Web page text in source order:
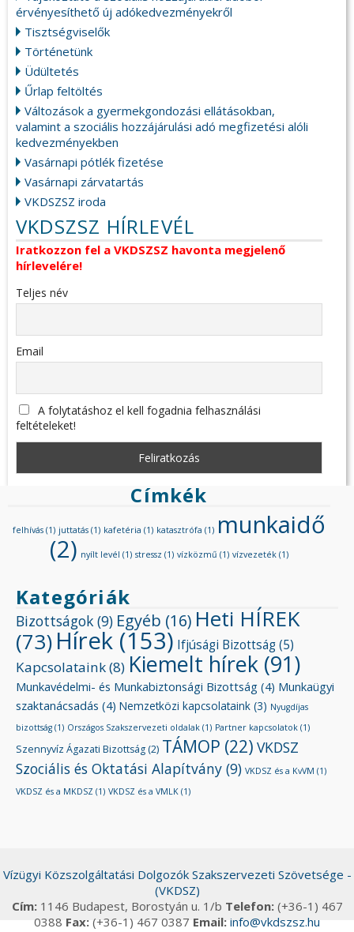
érvényesíthető új adókedvezményekről
Tisztségviselők
Történetünk
Üdültetés
Űrlap feltöltés
Változások a gyermekgondozási ellátásokban,
valamint a szociális hozzájárulási adó megfizetési alóli
kedvezményekben
Vasárnapi pótlék fizetése
Vasárnapi zárvatartás
VKDSZSZ iroda
VKDSZSZ HÍRLEVÉL
Iratkozzon fel a VKDSZSZ havonta megjelenő
hírlevelére!
Teljes név
Email
A folytatáshoz el kell fogadnia felhasználási
feltételeket!
Címkék
felhívás (1) juttatás (1) kafetéria (1) katasztrófa (1) munkaidő
(2) nyílt levél (1) stressz (1) vízközmű (1) vízvezeték (1)
Kategóriák
Bizottságok (9) Egyéb (16) Heti HÍREK
(73)Hírek (153) Ifjúsági Bizottság(5)
Kapcsolataink(8) Kiemelt hírek (91)
Munkavédelmi- és Munkabiztonsági Bizottság (4) Munkaügyi
szaktanácsadás (4) Nemzetközi kapcsolataink (3) Nyugdíjas
bizottság (1) Országos Szakszervezeti oldalak (1) Partner kapcsolatok (1)
Szennyvíz Ágazati Bizottság (2) TÁMOP (22) VKDSZ
Szociális és Oktatási Alapítvány (9) VKDSZ és a KvVM (1)
VKDSZ és a MKDSZ (1) VKDSZ és a VMLK (1)
Vízügyi Közszolgáltatási Dolgozók Szakszervezeti Szövetsége -
(VKDSZ)
Cím: 1146 Budapest, Borostyán u. 1/b Telefon: (+36-1) 467
0388 Fax: (+36-1) 467 0387 Email: info@vkdszsz.hu